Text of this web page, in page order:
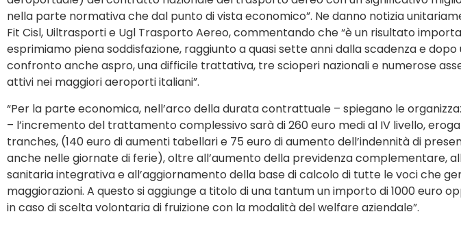
nella parte normativa che dal punto di vista economico”. Ne danno notizia
Fit Cisl, Uiltrasporti e Ugl Trasporto Aereo, commentando che “è un risultato
esprimiamo piena soddisfazione, raggiunto a quasi sette anni dalla scadenza e dopo
confronto anche aspro, una difficile trattativa, tre scioperi nazionali e numerose
attivi nei maggiori aeroporti italiani”.
“Per la parte economica, nell’arco della durata contrattuale – spiegano le
– l’incremento del trattamento complessivo sarà di 260 euro medi al IV livello,
tranches, (140 euro di aumenti tabellari e 75 euro di aumento dell’indennità di
anche nelle giornate di ferie), oltre all’aumento della previdenza complementare,
sanitaria integrativa e all’aggiornamento della base di calcolo di tutte le voci che
maggiorazioni. A questo si aggiunge a titolo di una tantum un importo di 1000 euro
in caso di scelta volontaria di fruizione con la modalità del welfare aziendale”.